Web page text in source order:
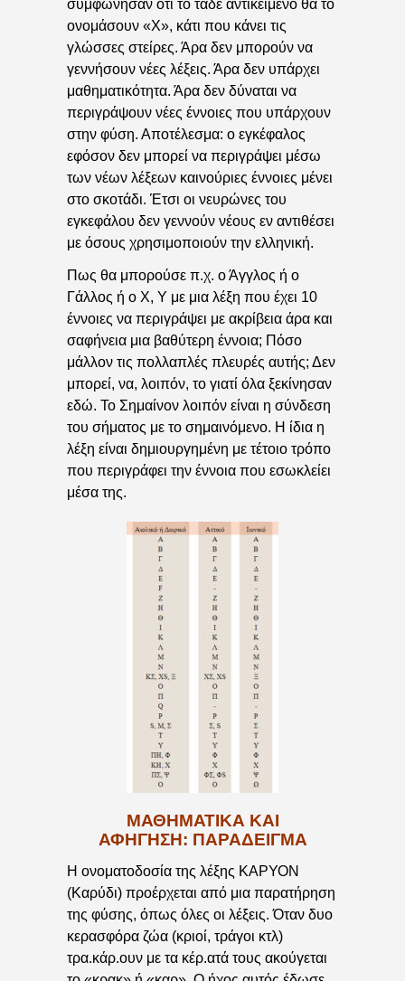
συμφώνησαν ότι το τάδε αντικείμενο θα το
ονομάσουν «Χ», κάτι που κάνει τις
γλώσσες στείρες. Άρα δεν μπορούν να
γεννήσουν νέες λέξεις. Άρα δεν υπάρχει
μαθηματικότητα. Άρα δεν δύναται να
περιγράψουν νέες έννοιες που υπάρχουν
στην φύση. Αποτέλεσμα: ο εγκέφαλος
εφόσον δεν μπορεί να περιγράψει μέσω
των νέων λέξεων καινούριες έννοιες μένει
στο σκοτάδι. Έτσι οι νευρώνες του
εγκεφάλου δεν γεννούν νέους εν αντιθέσει
με όσους χρησιμοποιούν την ελληνική.
Πως θα μπορούσε π.χ. ο Άγγλος ή ο
Γάλλος ή ο Χ, Υ με μια λέξη που έχει 10
έννοιες να περιγράψει με ακρίβεια άρα και
σαφήνεια μια βαθύτερη έννοια; Πόσο
μάλλον τις πολλαπλές πλευρές αυτής; Δεν
μπορεί, να, λοιπόν, το γιατί όλα ξεκίνησαν
εδώ. Το Σημαίνον λοιπόν είναι η σύνδεση
του σήματος με το σημαινόμενο. Η ίδια η
λέξη είναι δημιουργημένη με τέτοιο τρόπο
που περιγράφει την έννοια που εσωκλείει
μέσα της.
ΜΑΘΗΜΑΤΙΚΆ ΚΑΙ
ΑΦΉΓΗΣΗ: ΠΑΡΆΔΕΙΓΜΑ
Η ονοματοδοσία της λέξης ΚΑΡΥΟΝ
(Καρύδι) προέρχεται από μια παρατήρηση
της φύσης, όπως όλες οι λέξεις. Όταν δυο
κερασφόρα ζώα (κριοί, τράγοι κτλ)
τρα.κάρ.ουν με τα κέρ.ατά τους ακούγεται